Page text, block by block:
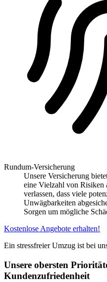
Rundum-Versicherung
Unsere Versicherung
eine Vielzahl von Risiken
verlassen, dass viele
Unwägbarkeiten
Sorgen um mögliche
Kostenlose Angebote erhalten!
Ein stressfreier Umzug ist bei
Unsere obersten
Kundenzufriedenheit